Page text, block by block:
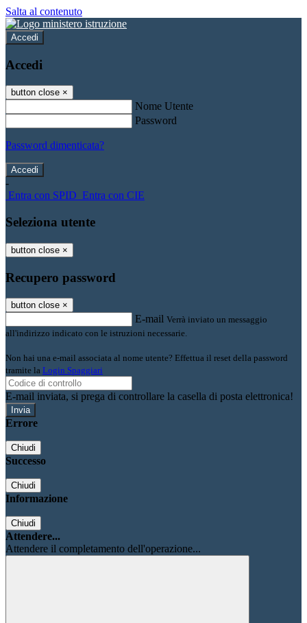
Salta al contenuto
Accedi
Accedi
button close ×
Nome Utente
Password
Password dimenticata?
-
Entra con SPID Entra con CIE
Seleziona utente
button close ×
Recupero password
button close ×
E-mail Verrà inviato un messaggio
all'indirizzo indicato con le istruzioni necessarie.
Non hai una e-mail associata al nome utente? Effettua il reset della password
tramite la Login Spaggiari
E-mail inviata, si prega di controllare la casella di posta elettronica!
Errore
Chiudi
Successo
Chiudi
Informazione
Chiudi
Attendere...
Attendere il completamento dell'operazione...